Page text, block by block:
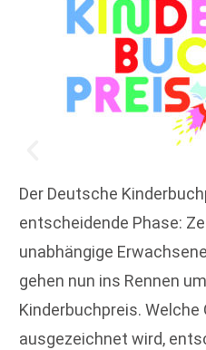
Der Deutsche
entscheidende Phase:
unabhängige
gehen nun ins Rennen
Kinderbuchpreis.
ausgezeichnet wird,